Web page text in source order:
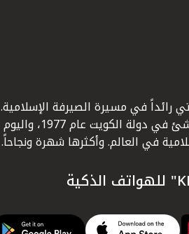
رائداً في مسيرة الصيرفة الإسلامية.
وهو أول بنك إسلامي أنشئ في دولة الكويت عام 1977، واليوم
في العالم. وأكثرها شهرة ونجاحاً.